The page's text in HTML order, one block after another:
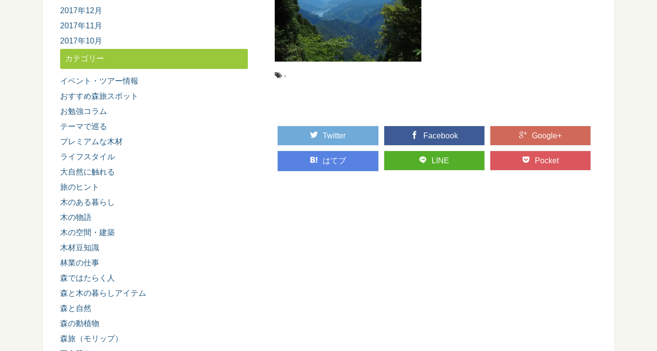
杉」と呼ばれ、品...
日本の暮らしに取り入れたい。木の伝統的工芸品6選
長い歴史と匠の技、そして美しさを持つ日本の伝統的工芸品の数々。 日本各地で伝統
的工芸品に指定さ...
銘木「吉野杉」の木材としての特徴とは？
-
Twitter Facebook Google+
はてブ LINE Pocket
2017年12月
2017年11月
2017年10月
カテゴリー
イベント・ツアー情報
おすすめ森旅スポット
お勉強コラム
テーマで巡る
プレミアムな木材
ライフスタイル
大自然に触れる
旅のヒント
木のある暮らし
木の物語
木の空間・建築
木材豆知識
林業の仕事
森ではたらく人
森と木の暮らしアイテム
森と自然
森の動植物
森旅（モリップ）